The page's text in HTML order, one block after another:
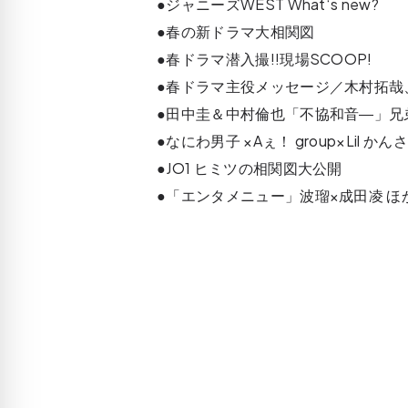
●ジャニーズWEST What‘s new?
●春の新ドラマ大相関図
●春ドラマ潜入撮!!現場SCOOP!
●春ドラマ主役メッセージ／木村拓
●田中圭＆中村倫也「不協和音―」兄
●なにわ男子 ×Aぇ！ group×Lil かん
●JO1 ヒミツの相関図大公開
●「エンタメニュー」波瑠×成田凌 ほ